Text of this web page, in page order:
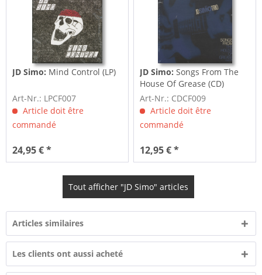
JD Simo: Mind Control (LP)
Art-Nr.: LPCF007
Article doit être
commandé
24,95 € *
JD Simo:Songs From The
House Of Grease (CD)
Art-Nr.: CDCF009
Article doit être
commandé
12,95 € *
Tout afficher "JD Simo" articles
Articles similaires
Les clients ont aussi acheté